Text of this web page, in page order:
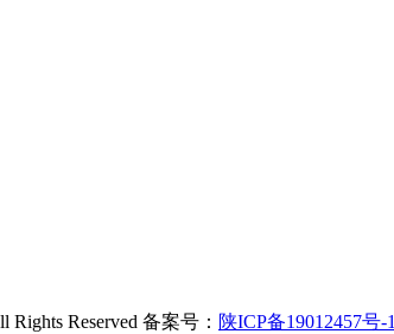
Reserved 备案号： 陕ICP备19012457号-1